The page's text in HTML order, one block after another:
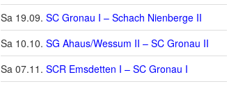
Sa 19.09. SC Gronau I – Schach Nienberge II
Sa 10.10. SG Ahaus/Wessum II – SC Gronau II
Sa 07.11. SCR Emsdetten I – SC Gronau I